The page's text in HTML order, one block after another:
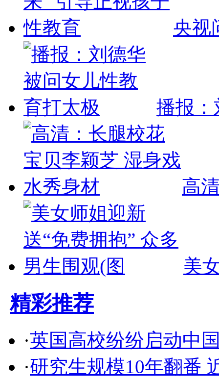
央视
播报：
高
美
精彩推荐
·英国高校纷纷启动中
·研究生规模10年翻番